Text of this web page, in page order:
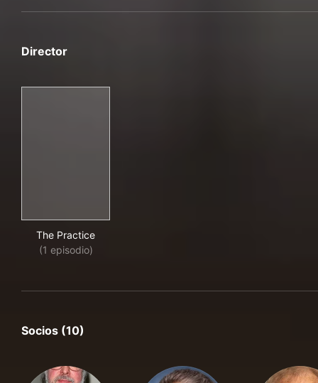
Director
The Practice
(1 episodio)
Socios (10)